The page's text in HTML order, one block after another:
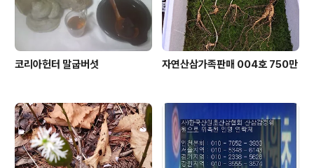
코리아헌터 말굽버섯 자연산삼가족판매 004호 750만